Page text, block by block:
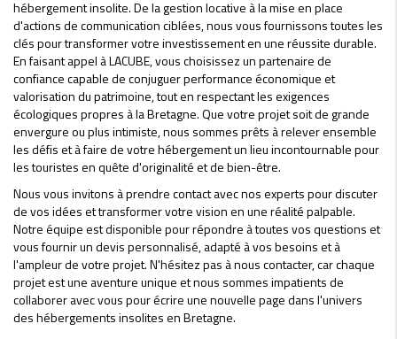
hébergement insolite. De la gestion locative à la mise en place
d'actions de communication ciblées, nous vous fournissons toutes les
clés pour transformer votre investissement en une réussite durable.
En faisant appel à LACUBE, vous choisissez un partenaire de
confiance capable de conjuguer performance économique et
valorisation du patrimoine, tout en respectant les exigences
écologiques propres à la Bretagne. Que votre projet soit de grande
envergure ou plus intimiste, nous sommes prêts à relever ensemble
les défis et à faire de votre hébergement un lieu incontournable pour
les touristes en quête d'originalité et de bien-être.
Nous vous invitons à prendre contact avec nos experts pour discuter
de vos idées et transformer votre vision en une réalité palpable.
Notre équipe est disponible pour répondre à toutes vos questions et
vous fournir un devis personnalisé, adapté à vos besoins et à
l'ampleur de votre projet. N'hésitez pas à nous contacter, car chaque
projet est une aventure unique et nous sommes impatients de
collaborer avec vous pour écrire une nouvelle page dans l'univers
des hébergements insolites en Bretagne.